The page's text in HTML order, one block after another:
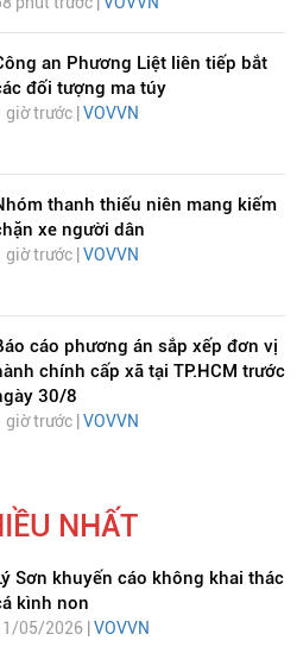
an Phương Liệt liên tiếp bắt
đối tượng ma túy
giờ trước | VOVVN
thanh thiếu niên mang kiếm
xe người dân
giờ trước | VOVVN
cáo phương án sắp xếp đơn vị
chính cấp xã tại TP.HCM trước
30/8
giờ trước |VOVVN
NHẤT
Sơn khuyến cáo không khai thác
kình non
05/2026 | VOVVN